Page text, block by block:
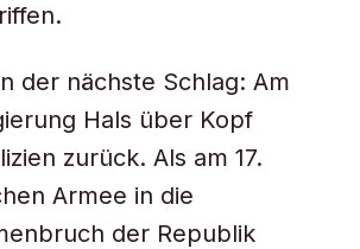
der nächste Schlag: Am
Hals über Kopf
zurück. Als am 17.
Armee in die
der Republik